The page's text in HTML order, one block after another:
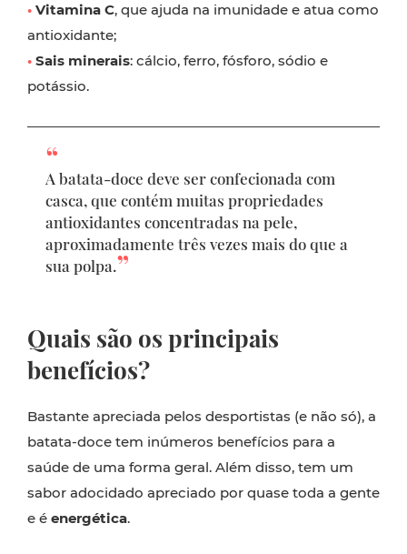
• Vitamina C, que ajuda na imunidade e atua como
antioxidante;
• Sais minerais: cálcio, ferro, fósforo, sódio e
potássio.
A batata-doce deve ser confecionada com
casca, que contém muitas propriedades
antioxidantes concentradas na pele,
aproximadamente três vezes mais do que a
sua polpa.
Quais são os principais
benefícios?
Bastante apreciada pelos desportistas (e não só), a
batata-doce tem inúmeros benefícios para a
saúde de uma forma geral. Além disso, tem um
sabor adocidado apreciado por quase toda a gente
e é energética.